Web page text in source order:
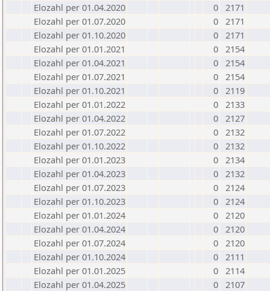
Elozahl per 01.04.2020
0 2171
Elozahl per 01.07.2020
0 2171
Elozahl per 01.10.2020
0 2171
Elozahl per 01.01.2021
0 2154
Elozahl per 01.04.2021
0 2154
Elozahl per 01.07.2021
0 2154
Elozahl per 01.10.2021
0 2119
Elozahl per 01.01.2022
0 2133
Elozahl per 01.04.2022
0 2127
Elozahl per 01.07.2022
0 2132
Elozahl per 01.10.2022
0 2132
Elozahl per 01.01.2023
0 2134
Elozahl per 01.04.2023
0 2132
Elozahl per 01.07.2023
0 2124
Elozahl per 01.10.2023
0 2124
Elozahl per 01.01.2024
0 2120
Elozahl per 01.04.2024
0 2120
Elozahl per 01.07.2024
0 2120
Elozahl per 01.10.2024
0 2111
Elozahl per 01.01.2025
0 2114
Elozahl per 01.04.2025
0 2107